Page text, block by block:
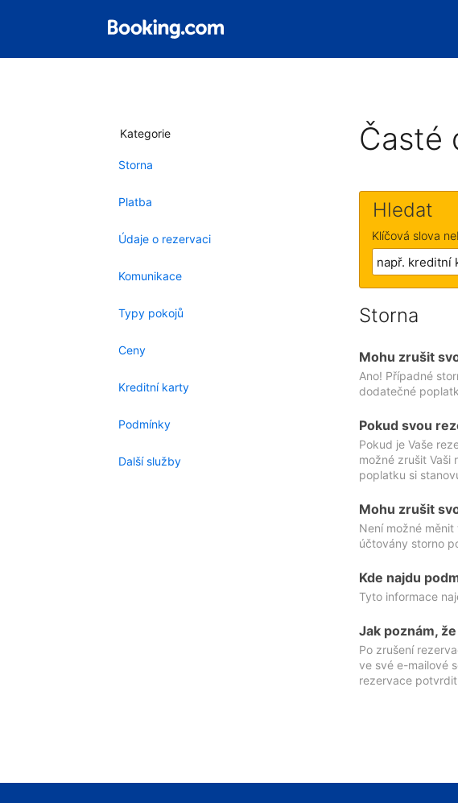
Kategorie
Storna
Platba
Údaje o rezervaci
Komunikace
Typy pokojů
Ceny
Kreditní karty
Podmínky
Další služby
Časté
Hledat
Klíčová slova
Storna
Mohu zrušit
Ano! Případné
dodatečné
Pokud svou
Pokud je Vaše
možné zrušit Vaši
poplatku si
Mohu zrušit
Není možné
účtovány storno
Kde najdu
Tyto informace
Jak poznám,
Po zrušení
ve své e-mailové
rezervace